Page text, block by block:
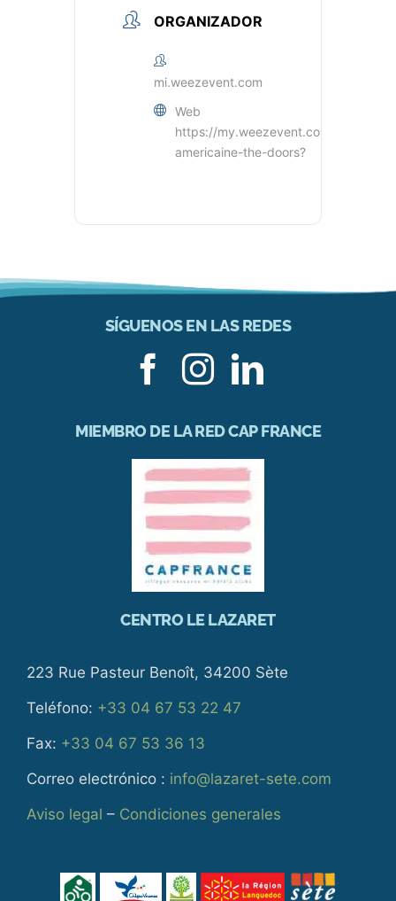
ORGANIZADOR
mi.weezevent.com
Web
https://my.weezevent.com/nuit-
americaine-the-doors?
SÍGUENOS EN LAS REDES
MIEMBRO DE LA RED CAP FRANCE
CENTRO LE LAZARET
223 Rue Pasteur Benoît, 34200 Sète
Teléfono: +33 04 67 53 22 47
Fax: +33 04 67 53 36 13
Correo electrónico : info@lazaret-sete.com
Aviso legal – Condiciones generales